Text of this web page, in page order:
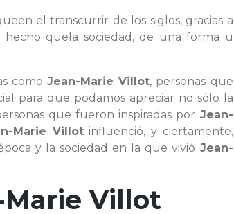
el transcurrir de los siglos, gracias a
hecho quela sociedad, de una forma u
como Jean-Marie Villot, personas que
para que podamos apreciar no sólo la
que fueron inspiradas por Jean-
Marie Villotinfluenció, y ciertamente,
y la sociedad en la que vivió Jean-
Marie Villot